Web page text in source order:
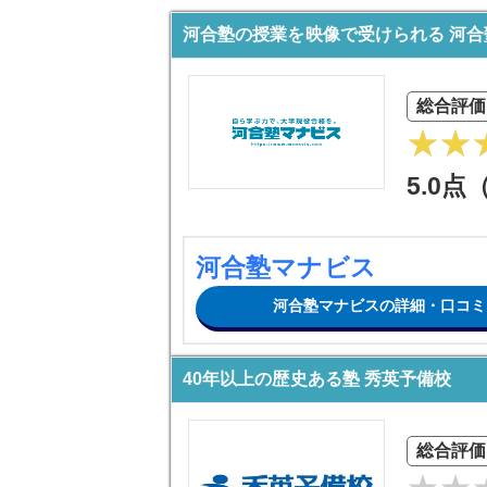
河合塾の授業を映像で受けられる 河
総合評価
5.0点
河合塾マナビス
河合塾マナビスの詳細・口コ
40年以上の歴史ある塾 秀英予備校
総合評価